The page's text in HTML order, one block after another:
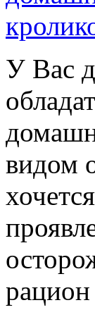
У Вас
видом